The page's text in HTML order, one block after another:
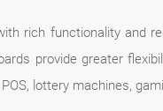
rich functionality and
provide greater
lottery machines,